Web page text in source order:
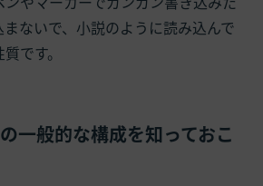
ないで、小説のように読み込んで
です。
一般的な構成を知っておこ